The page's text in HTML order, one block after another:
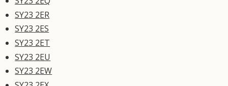
SY23 2ER
SY23 2ES
SY23 2ET
SY23 2EU
SY23 2EW